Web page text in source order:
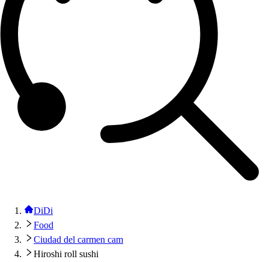
DiDi
Food
Ciudad del carmen cam
Hiroshi roll sushi